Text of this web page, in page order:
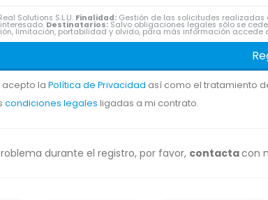
Solutions S.L.U. Finalidad: Gestión de las solicitudes
Destinatarios: Salvo obligaciones legales sólo se
limitación, portabilidad y olvido, para más información accede
acepto la Política de Privacidad así como el tratamiento
condiciones legales ligadas a mi contrato.
durante el registro, por favor, contactacon